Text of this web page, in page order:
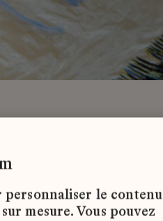
personnaliser le contenu
mesure. Vous pouvez